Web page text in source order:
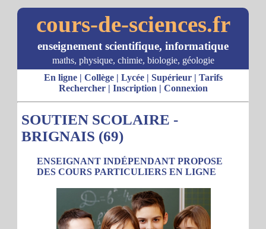
cours-de-sciences.fr
enseignement scientifique, informatique
maths, physique, chimie, biologie, géologie
En ligne| Collège| Lycée| Supérieur| Tarifs
Rechercher| Inscription | Connexion
SOUTIEN SCOLAIRE -
BRIGNAIS (69)
ENSEIGNANT INDÉPENDANT PROPOSE
DES COURS PARTICULIERS EN LIGNE